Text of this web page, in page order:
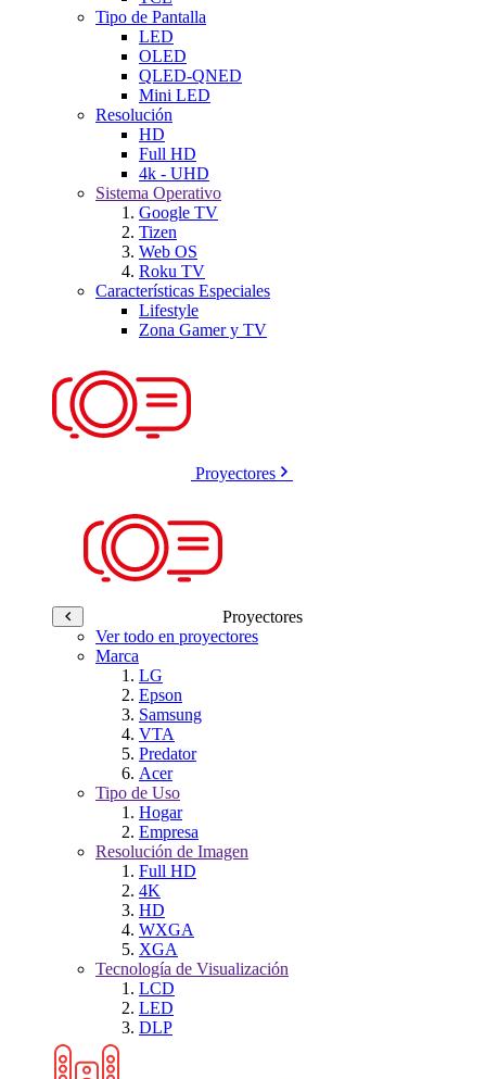
Tipo de Pantalla
LED
OLED
QLED-QNED
Mini LED
Resolución
HD
Full HD
4k - UHD
Sistema Operativo
Google TV
Tizen
Web OS
Roku TV
Características Especiales
Lifestyle
Zona Gamer y TV
Proyectores
Proyectores
Ver todo en proyectores
Marca
LG
Epson
Samsung
VTA
Predator
Acer
Tipo de Uso
Hogar
Empresa
Resolución de Imagen
Full HD
4K
HD
WXGA
XGA
Tecnología de Visualización
LCD
LED
DLP